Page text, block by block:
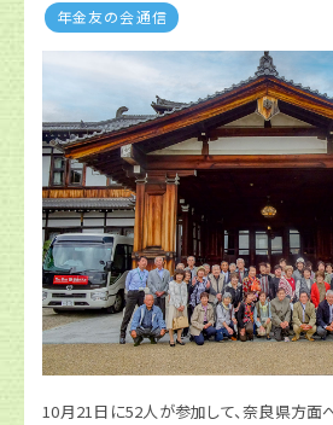
年金友の会通信
10月21日に52人が参加して、奈良県方面